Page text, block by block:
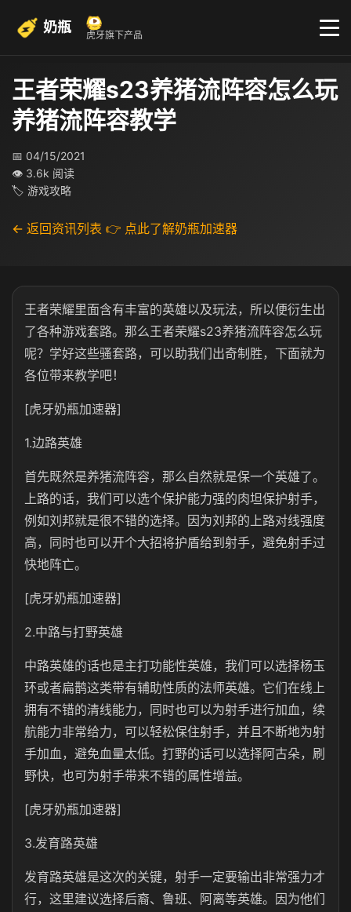
奶瓶 虎牙旗下产品
王者荣耀s23养猪流阵容怎么玩
养猪流阵容教学
📅 04/15/2021
👁 3.6k 阅读
🏷 游戏攻略
← 返回资讯列表 👉 点此了解奶瓶加速器
王者荣耀里面含有丰富的英雄以及玩法，所以便衍生出
了各种游戏套路。那么王者荣耀s23养猪流阵容怎么玩
呢？学好这些骚套路，可以助我们出奇制胜，下面就为
各位带来教学吧！
[虎牙奶瓶加速器]
1.边路英雄
首先既然是养猪流阵容，那么自然就是保一个英雄了。
上路的话，我们可以选个保护能力强的肉坦保护射手，
例如刘邦就是很不错的选择。因为刘邦的上路对线强度
高，同时也可以开个大招将护盾给到射手，避免射手过
快地阵亡。
[虎牙奶瓶加速器]
2.中路与打野英雄
中路英雄的话也是主打功能性英雄，我们可以选择杨玉
环或者扁鹊这类带有辅助性质的法师英雄。它们在线上
拥有不错的清线能力，同时也可以为射手进行加血，续
航能力非常给力，可以轻松保住射手，并且不断地为射
手加血，避免血量太低。打野的话可以选择阿古朵，刷
野快，也可为射手带来不错的属性增益。
[虎牙奶瓶加速器]
3.发育路英雄
发育路英雄是这次的关键，射手一定要输出非常强力才
行，这里建议选择后裔、鲁班、阿离等英雄。因为他们